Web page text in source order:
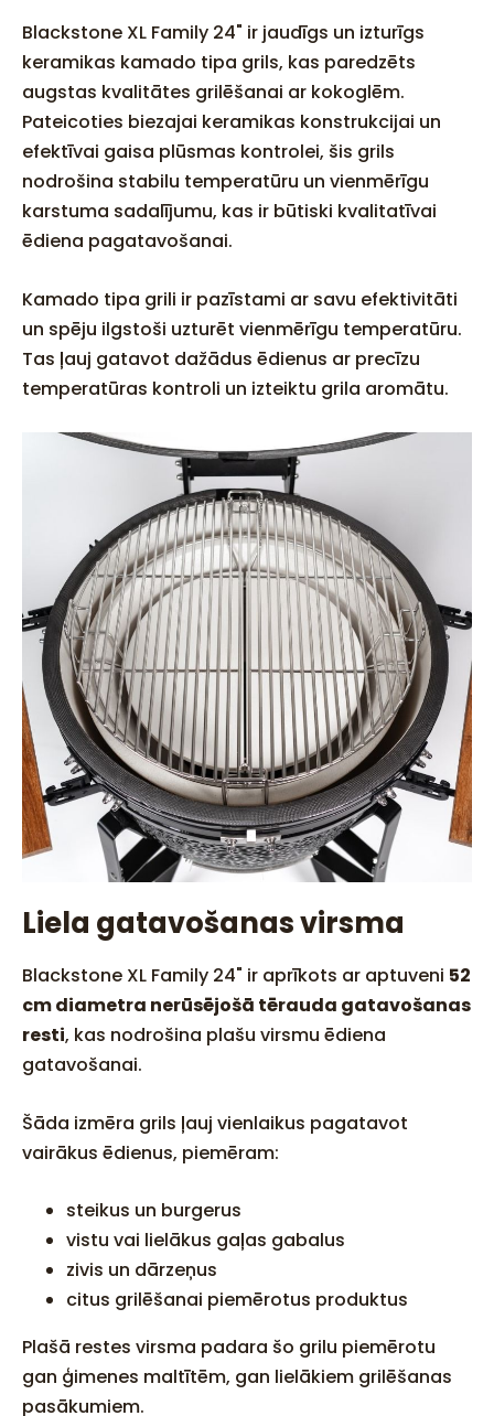
Blackstone XL Family 24" ir jaudīgs un izturīgs
keramikas kamado tipa grils, kas paredzēts
augstas kvalitātes grilēšanai ar kokoglēm.
Pateicoties biezajai keramikas konstrukcijai un
efektīvai gaisa plūsmas kontrolei, šis grils
nodrošina stabilu temperatūru un vienmērīgu
karstuma sadalījumu, kas ir būtiski kvalitatīvai
ēdiena pagatavošanai.
Kamado tipa grili ir pazīstami ar savu efektivitāti
un spēju ilgstoši uzturēt vienmērīgu temperatūru.
Tas ļauj gatavot dažādus ēdienus ar precīzu
temperatūras kontroli un izteiktu grila aromātu.
Liela gatavošanas virsma
Blackstone XL Family 24" ir aprīkots ar aptuveni 52
cm diametra nerūsējošā tērauda gatavošanas
resti, kas nodrošina plašu virsmu ēdiena
gatavošanai.
Šāda izmēra grils ļauj vienlaikus pagatavot
vairākus ēdienus, piemēram:
steikus un burgerus
vistu vai lielākus gaļas gabalus
zivis un dārzeņus
citus grilēšanai piemērotus produktus
Plašā restes virsma padara šo grilu piemērotu
gan ģimenes maltītēm, gan lielākiem grilēšanas
pasākumiem.